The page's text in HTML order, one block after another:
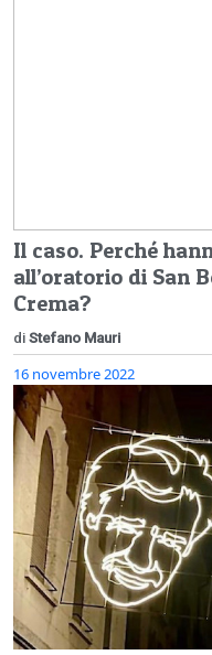
Il caso. Perché
all’oratorio di San
Crema?
di Stefano Mauri
16 novembre 2022